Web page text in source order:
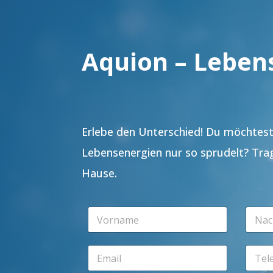
Aquion –
Erlebe den Unterschied! Du
Lebensenergien nur so sprudelt?
Hause.
V
r
n
m
N
c
h
a
E
T